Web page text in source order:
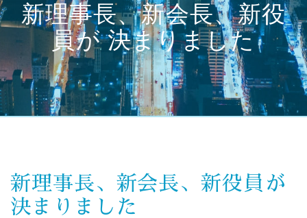
新理事長、新会長、新役
員が 決まりました
新理事長、新会長、新役員が
決まりました